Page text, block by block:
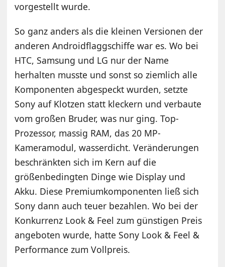
vorgestellt wurde.
So ganz anders als die kleinen Versionen der
anderen Androidflaggschiffe war es. Wo bei
HTC, Samsung und LG nur der Name
herhalten musste und sonst so ziemlich alle
Komponenten abgespeckt wurden, setzte
Sony auf Klotzen statt kleckern und verbaute
vom großen Bruder, was nur ging. Top-
Prozessor, massig RAM, das 20 MP-
Kameramodul, wasserdicht. Veränderungen
beschränkten sich im Kern auf die
größenbedingten Dinge wie Display und
Akku. Diese Premiumkomponenten ließ sich
Sony dann auch teuer bezahlen. Wo bei der
Konkurrenz Look & Feel zum günstigen Preis
angeboten wurde, hatte Sony Look & Feel &
Performance zum Vollpreis.